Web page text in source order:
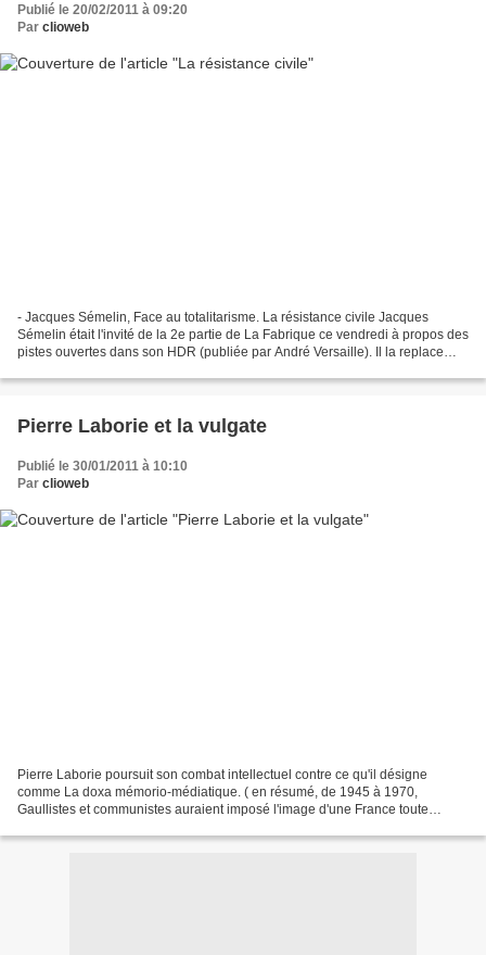
Publié le 20/02/2011 à 09:20
Par clioweb
- Jacques Sémelin, Face au totalitarisme. La résistance civile Jacques
Sémelin était l'invité de la 2e partie de La Fabrique ce vendredi à propos des
pistes ouvertes dans son HDR (publiée par André Versaille). Il la replace
Pierre Laborie et la vulgate
Publié le 30/01/2011 à 10:10
Par clioweb
Pierre Laborie poursuit son combat intellectuel contre ce qu'il désigne
comme La doxa mémorio-médiatique. ( en résumé, de 1945 à 1970,
Gaullistes et communistes auraient imposé l'image d'une France toute